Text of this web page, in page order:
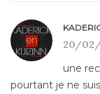
20/02/
une
pourtant je ne